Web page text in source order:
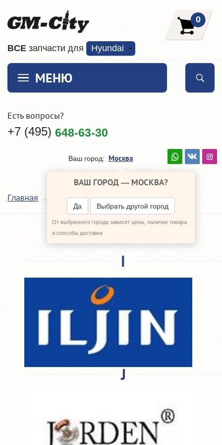
ВCE запчасти для Hyundai
0
МЕНЮ
Есть вопросы?
+7 (495) 648-63-30
Ваш город: Москва
ВАШ ГОРОД — МОСКВА?
Да Выбрать другой город
От выбранного города зависят цены, наличие товара
и способы доставки
Главная Наши поставщики
Наши поставщики
I
J